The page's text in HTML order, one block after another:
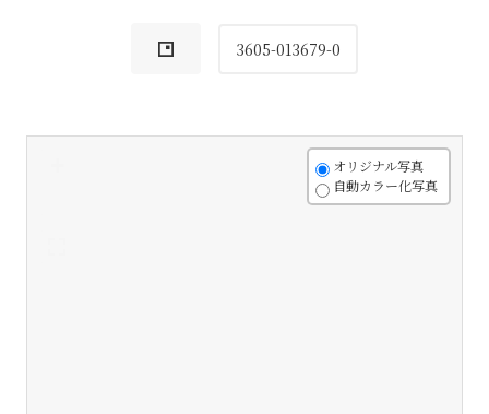
3605-013679-0
オリジナル写真
自動カラー化写真